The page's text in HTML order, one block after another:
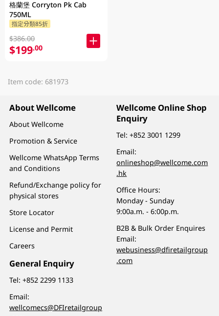
格蘭堡 Corryton Pk Cab
750ML
指定分類85折
$386.00
$199.00
Item code: 681973
About Wellcome
About Wellcome
Promotion & Service
Wellcome WhatsApp Terms
and Conditions
Refund/Exchange policy for
physical stores
Store Locator
License and Permit
Careers
General Enquiry
Tel:+852 2299 1133
Email:
wellcomecs@DFIretailgroup
Wellcome Online Shop
Enquiry
Tel:+852 3001 1299
Email:
onlineshop@wellcome.com
.hk
Office Hours:
Monday - Sunday
9:00a.m. - 6:00p.m.
B2B & Bulk Order Enquires
Email:
webusiness@dfiretailgroup
.com